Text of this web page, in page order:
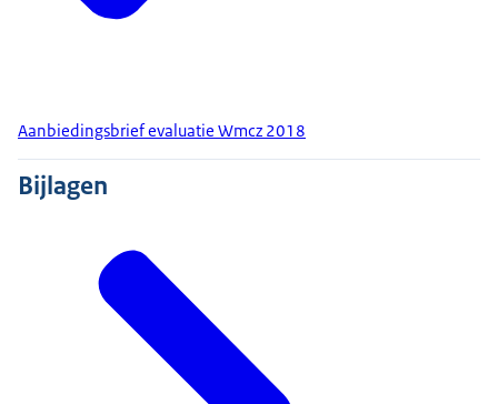
Aanbiedingsbrief evaluatie Wmcz 2018
Bijlagen